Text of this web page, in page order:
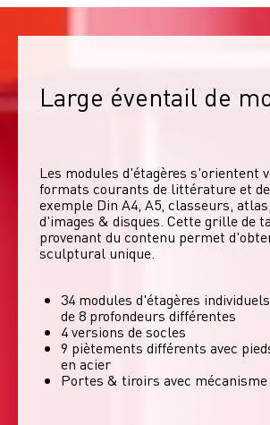
Large éventail de
Les modules d'étagères s'orientent
formats courants de littérature et
exemple Din A4, A5, classeurs,
d'images & disques. Cette grille de
provenant du contenu permet
sculptural unique.
34 modules d'étagères
de 8 profondeurs différentes
4 versions de socles
9 piètements différents avec
en acier
Portes & tiroirs avec